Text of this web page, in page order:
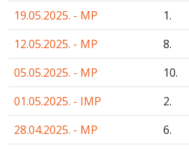
19.05.2025. - MP
1.
12.05.2025. - MP
8.
05.05.2025. - MP
10.
01.05.2025. - IMP
2.
28.04.2025. - MP
6.